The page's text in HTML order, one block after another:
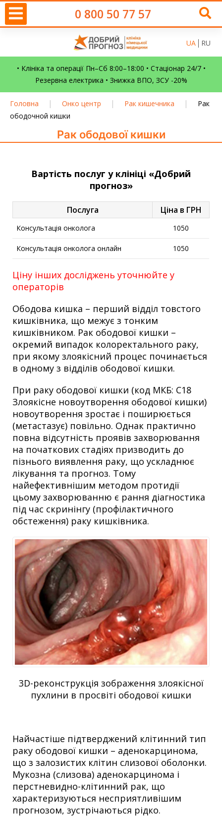
0 800 50 77 57
UA RU
• Клініка та операції Пн–Сб 8:00–18:00 • Стаціонар 24/7 •
Резервна електрика • Знижка ВПО, ЗСУ -20%
Головна | Онко центр | Рак кишечника |
Рак
ободочной кишки
Рак ободової кишки
Вартість послуг у клініці «Добрий
прогноз»
Послуга Ціна в ГРН
Консультація онколога 1050
Консультація онколога онлайн 1050
Ціну інших досліджень уточнюйте у
операторів
Ободова кишка – перший відділ товстого
кишківника, що межує з тонким
кишківником. Рак ободової кишки –
окремий випадок колоректального раку,
при якому злоякісний процес починається
в одному з відділів ободової кишки.
При раку ободової кишки (код МКБ: C18
Злоякісне новоутворення ободової кишки)
новоутворення зростає і поширюється
(метастазує) повільно. Однак практично
повна відсутність проявів захворювання
на початкових стадіях призводить до
пізнього виявлення раку, що ускладнює
лікування та прогноз. Тому
найефективнішим методом протидії
цьому захворюванню є рання діагностика
під час скринінгу (профілактичного
обстеження) раку кишківника.
3D-реконструкція зображення злоякісної
пухлини в просвіті ободової кишки
Найчастіше підтверджений клітинний тип
раку ободової кишки – аденокарцинома,
що з залозистих клітин слизової оболонки.
Мукозна (слизова) аденокарцинома і
перстневидно-клітинний рак, що
характеризуються несприятливішим
прогнозом, зустрічаються рідко.